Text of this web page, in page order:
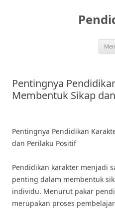
Pentingnya
Membentuk Sikap
Pentingnya Pendidikan
dan Perilaku Positif
Pendidikan karakter menjadi
penting dalam membentuk
individu. Menurut pakar
merupakan proses